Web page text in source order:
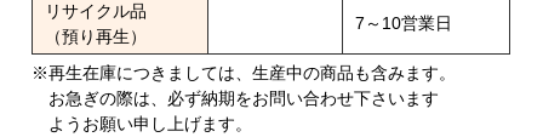
リサイクル品
（預り再生）
7～10営業日
※再生在庫につきましては、生産中の商品も含みます。
お急ぎの際は、必ず納期をお問い合わせ下さいます
ようお願い申し上げます。